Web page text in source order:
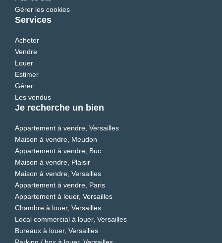
Gérer les cookies
Services
Acheter
Vendre
Louer
Estimer
Gérer
Les vendus
Je recherche un bien
Appartement à vendre, Versailles
Maison à vendre, Meudon
Appartement à vendre, Buc
Maison à vendre, Plaisir
Maison à vendre, Versailles
Appartement à vendre, Paris
Appartement à louer, Versailles
Chambre à louer, Versailles
Local commercial à louer, Versailles
Bureaux à louer, Versailles